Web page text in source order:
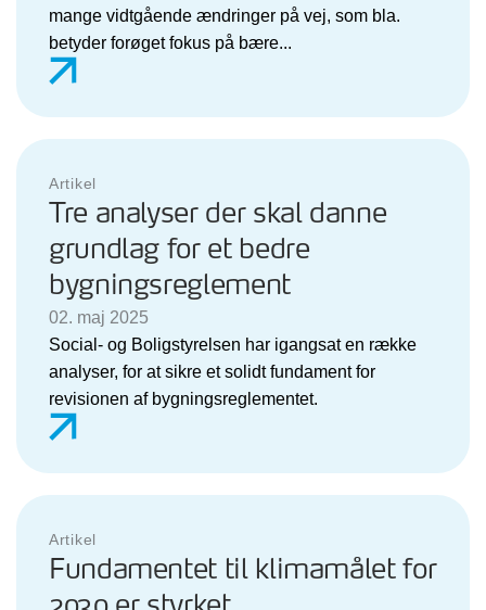
mange vidtgående ændringer på vej, som bla.
betyder forøget fokus på bære...
Artikel
Tre analyser der skal danne
grundlag for et bedre
bygningsreglement
02. maj 2025
Social- og Boligstyrelsen har igangsat en række
analyser, for at sikre et solidt fundament for
revisionen af bygningsreglementet.
Artikel
Fundamentet til klimamålet for